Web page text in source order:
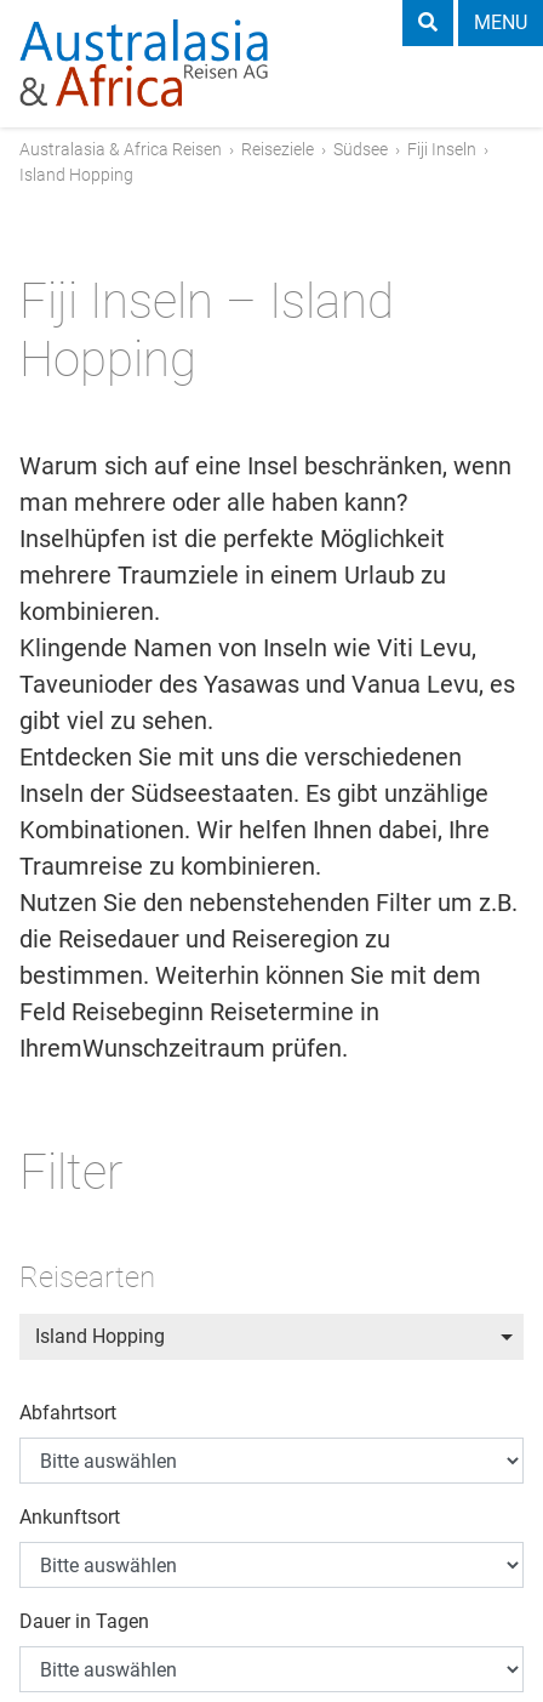
MENU
Australasia & Africa Reisen › Reiseziele › Südsee › Fiji Inseln ›
Island Hopping
Fiji Inseln – Island
Hopping
Warum sich auf eine Insel beschränken, wenn
man mehrere oder alle haben kann?
Inselhüpfen ist die perfekte Möglichkeit
mehrere Traumziele in einem Urlaub zu
kombinieren.
Klingende Namen von Inseln wie Viti Levu,
Taveunioder des Yasawas und Vanua Levu, es
gibt viel zu sehen.
Entdecken Sie mit uns die verschiedenen
Inseln der Südseestaaten. Es gibt unzählige
Kombinationen. Wir helfen Ihnen dabei, Ihre
Traumreise zu kombinieren.
Nutzen Sie den nebenstehenden Filter um z.B.
die Reisedauer und Reiseregion zu
bestimmen. Weiterhin können Sie mit dem
Feld Reisebeginn Reisetermine in
IhremWunschzeitraum prüfen.
Filter
Reisearten
Island Hopping
Abfahrtsort
Ankunftsort
Dauer in Tagen